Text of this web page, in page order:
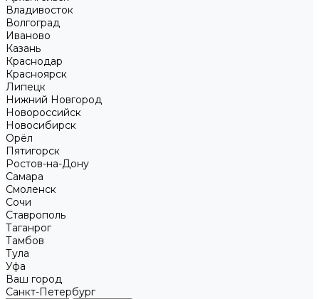
Владивосток
Волгоград
Иваново
Казань
Краснодар
Красноярск
Липецк
Нижний Новгород
Новороссийск
Новосибирск
Орёл
Пятигорск
Ростов-на-Дону
Самара
Смоленск
Сочи
Ставрополь
Таганрог
Тамбов
Тула
Уфа
Ваш город
Санкт-Петербург